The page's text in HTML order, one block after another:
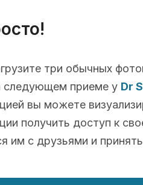
три обычных
следующем приеме у Dr
вы можете
получить доступ к
им с друзьями и